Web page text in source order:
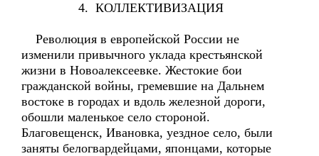
4. КОЛЛЕКТИВИЗАЦИЯ
Революция в европейской России не
изменили привычного уклада крестьянской
жизни в Новоалексеевке. Жестокие бои
гражданской войны, гремевшие на Дальнем
востоке в городах и вдоль железной дороги,
обошли маленькое село стороной.
Благовещенск, Ивановка, уездное село, были
заняты белогвардейцами, японцами, которые